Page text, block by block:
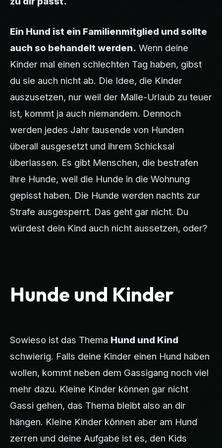
Ein Hund ist ein Familienmitglied und sollte
auch so behandelt werden. Wenn deine
Kinder mal einen schlechten Tag haben, gibst
du sie auch nicht ab. Die Idee, die Kinder
auszusetzen, nur weil der Malle-Urlaub zu teuer
ist, kommt ja auch niemandem. Dennoch
werden jedes Jahr tausende von Hunden
überall ausgesetzt und ihrem Schicksal
überlassen. Es gibt Menschen, die bestrafen
ihre Hunde, weil die Hunde in die Wohnung
gepisst haben. Die Hunde werden nachts zur
Strafe ausgesperrt. Das geht gar nicht. Du
würdest dein Kind auch nicht aussetzen, oder?
Hunde und Kinder
Sowieso ist das Thema Hund und Kind
schwierig. Falls deine Kinder einen Hund haben
wollen, kommt neben dem Gassigang noch viel
mehr dazu. Kleine Kinder können gar nicht
Gassi gehen, das Thema bleibt also an dir
hängen. Kleine Kinder können aber am Hund
zerren und deine Aufgabe ist es, den Kids